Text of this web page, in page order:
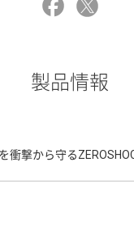
製品情報
衝撃から守る